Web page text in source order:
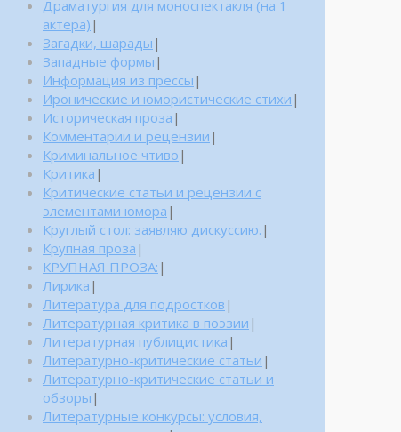
Драматургия для моноспектакля (на 1
актера) |
Загадки, шарады |
Западные формы |
Информация из прессы |
Иронические и юмористические стихи |
Историческая проза |
Комментарии и рецензии |
Криминальное чтиво |
Критика |
Критические статьи и рецензии с
элементами юмора |
Круглый стол: заявляю дискуссию. |
Крупная проза |
КРУПНАЯ ПРОЗА: |
Лирика |
Литература для подростков |
Литературная критика в поэзии |
Литературная публицистика |
Литературно-критические статьи |
Литературно-критические статьи и
обзоры |
Литературные конкурсы: условия,